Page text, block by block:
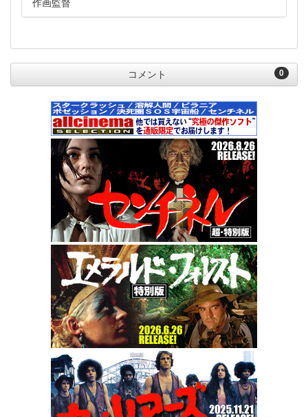
作画監督
0
コメント